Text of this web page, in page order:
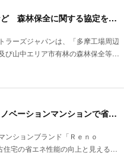
【環 境】日本コカ・コーラなど 森林保全に関する協定を埼玉県飯能市と締結
ラーズジャパンは、「多摩工場周辺
び山中エリア市有林の森林保全等…
【環 境】大京穴吹不動産 リノベーションマンションで省エネ化を開始
ンションブランド「Ｒｅｎｏ
住宅の省エネ性能の向上と見える…